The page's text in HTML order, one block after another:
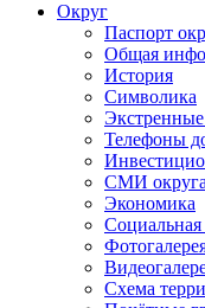
Округ
Паспорт
Общая
История
Символика
Телефоны
СМИ округа
Экономика
Социальная
Схема